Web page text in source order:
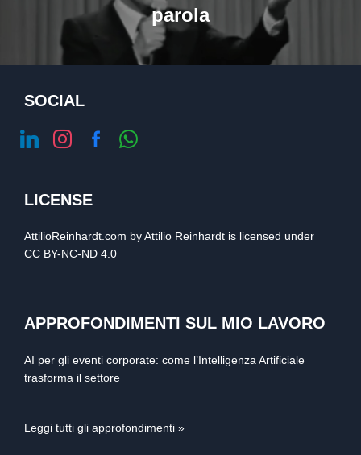
parola
SOCIAL
linkedininstagramfacebook-whatsapp
LICENSE
AttilioReinhardt.com byAttilio Reinhardt is licensed under
CC BY-NC-ND 4.0
APPROFONDIMENTI SUL MIO LAVORO
AI per gli eventi corporate: come l’Intelligenza Artificiale
trasforma il settore
Leggi tutti gli approfondimenti »